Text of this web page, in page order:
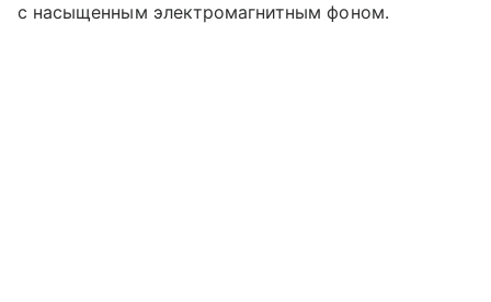
с насыщенным электромагнитным фоном.